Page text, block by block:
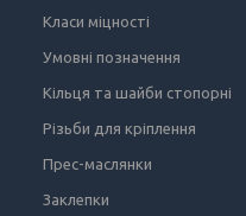
Класи міцності
Умовні позначення
Кільця та шайби стопорні
Різьби для кріплення
Прес-маслянки
Заклепки